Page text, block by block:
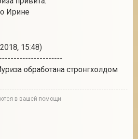
Ирине
15:48)
обработана стронгхолдом
в вашей помощи